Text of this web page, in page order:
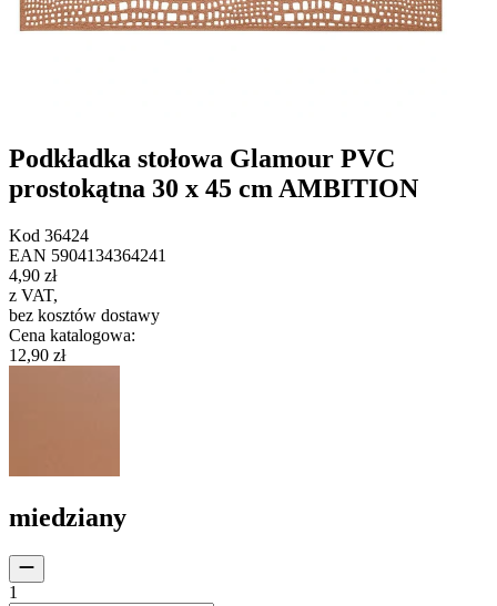
Podkładka stołowa Glamour PVC
prostokątna 30 x 45 cm AMBITION
Kod 36424
EAN 5904134364241
4,90 zł
z VAT,
bez kosztów dostawy
Cena katalogowa:
12,90 zł
miedziany
1